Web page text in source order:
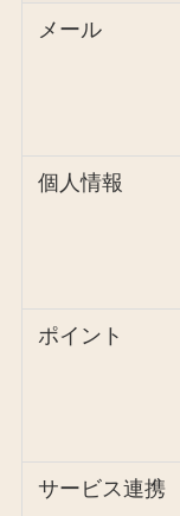
メール
個人情報
ポイント
サービス連携